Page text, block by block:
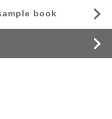
book